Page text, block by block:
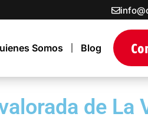
Somos Blog
de La